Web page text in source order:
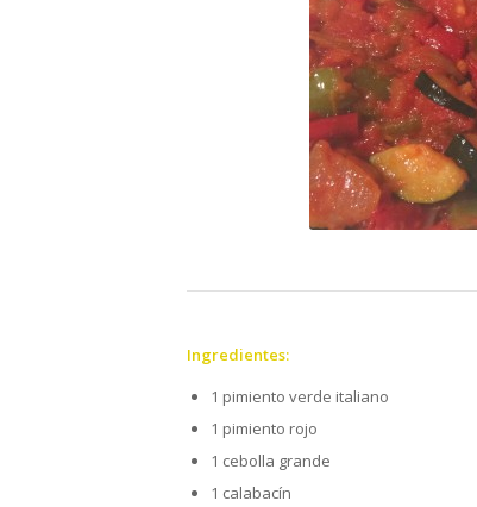
Ingredientes:
1 pimiento verde italiano
1 pimiento rojo
1 cebolla grande
1 calabacín